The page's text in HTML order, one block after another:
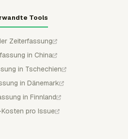
Tools
Zeiterfassung
in China
in Tschechien
in Dänemark
in Finnland
pro Issue